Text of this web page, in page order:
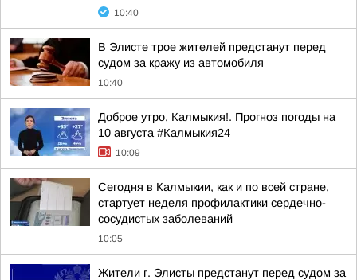
10:40
В Элисте трое жителей предстанут перед
судом за кражу из автомобиля
10:40
Доброе утро, Калмыкия!. Прогноз погоды на
10 августа #Калмыкия24
10:09
Сегодня в Калмыкии, как и по всей стране,
стартует неделя профилактики сердечно-
сосудистых заболеваний
10:05
Жители г. Элисты предстанут перед судом за